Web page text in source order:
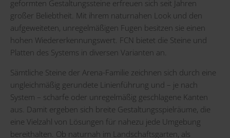
geformten Gestaltungssteine erfreuen sich seit Jahren
großer Beliebtheit. Mit ihrem naturnahen Look und den
aufgeweiteten, unregelmäßigen Fugen besitzen sie einen
hohen Wiedererkennungswert. FCN bietet die Steine und
Platten des Systems in diversen Varianten an.
Sämtliche Steine der Arena-Familie zeichnen sich durch eine
ungleichmäßig gerundete Linienführung und – je nach
System – scharfe oder unregelmäßig geschlagene Kanten
aus. Damit ergeben sich breite Gestaltungsspielräume, die
eine Vielzahl von Lösungen für nahezu jede Umgebung
bereithalten. Ob naturnah im Landschaftsgarten, als